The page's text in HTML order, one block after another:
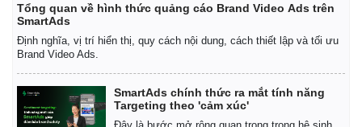
Tổng quan về hình thức quảng cáo Brand Video Ads trên
SmartAds
Định nghĩa, vị trí hiển thị, quy cách nội dung, cách thiết lập và tối ưu
Brand Video Ads.
SmartAds chính thức ra mắt tính năng
Targeting theo 'cảm xúc'